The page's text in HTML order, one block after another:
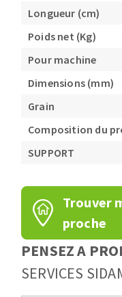
Longueur (cm)
Poids net (Kg)
Pour machine
Dimensions (mm)
Grain
Composition du
SUPPORT
Trouver
proche
PENSEZ A
SERVICES